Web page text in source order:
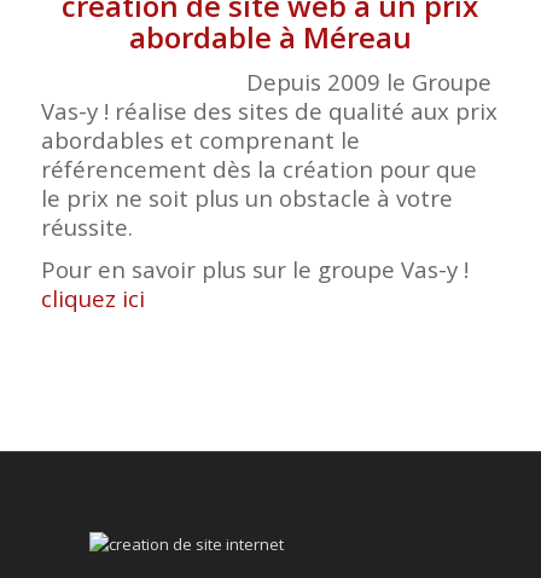
abordable à Méreau
Depuis 2009 le Groupe
Vas-y ! réalise des sites de qualité aux prix
abordables et comprenant le
référencement dès la création pour que
le prix ne soit plus un obstacle à votre
réussite.
Pour en savoir plus sur le groupe Vas-y !
cliquez ici